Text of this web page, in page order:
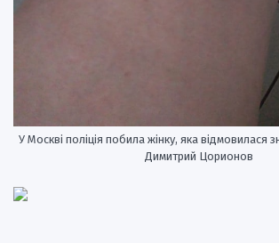
У Москві поліція побила жінку, яка відмовилася
Димитрий Цорионов